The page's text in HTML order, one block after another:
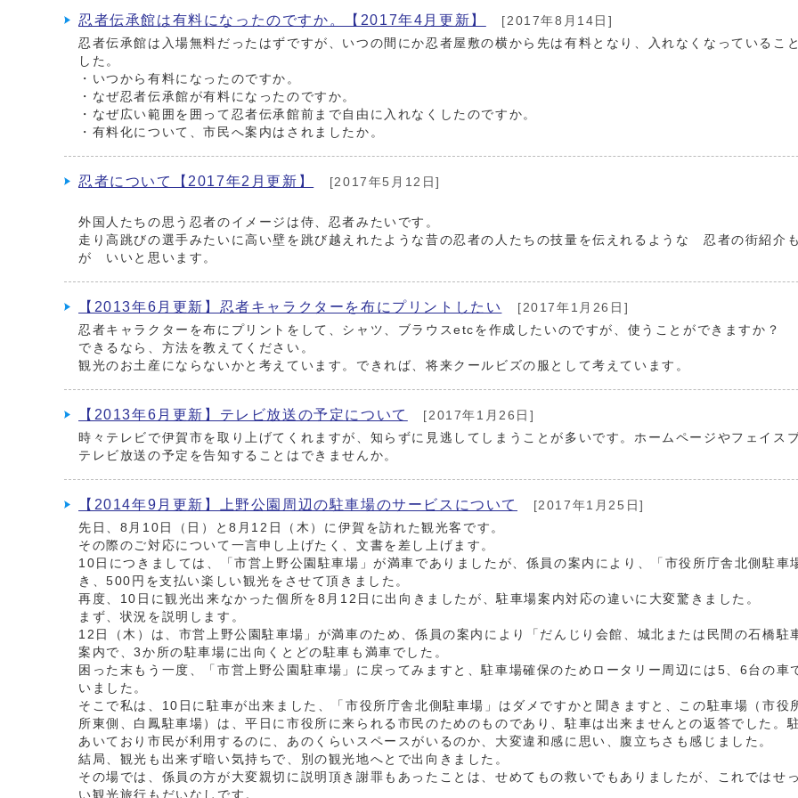
忍者伝承館は有料になったのですか。【2017年4月更新】
[2017年8月14日]
忍者伝承館は入場無料だったはずですが、いつの間にか忍者屋敷の横から先は有料となり、入れなくなっているこ
した。
・いつから有料になったのですか。
・なぜ忍者伝承館が有料になったのですか。
・なぜ広い範囲を囲って忍者伝承館前まで自由に入れなくしたのですか。
・有料化について、市民へ案内はされましたか。
忍者について【2017年2月更新】 [2017年5月12日]
外国人たちの思う忍者のイメージは侍、忍者みたいです。
走り高跳びの選手みたいに高い壁を跳び越えれたような昔の忍者の人たちの技量を伝えれるような 忍者の街紹介
が いいと思います。
【2013年6月更新】忍者キャラクターを布にプリントしたい
[2017年1月26日]
忍者キャラクターを布にプリントをして、シャツ、ブラウスetcを作成したいのですが、使うことができますか？
できるなら、方法を教えてください。
観光のお土産にならないかと考えています。できれば、将来クールビズの服として考えています。
【2013年6月更新】テレビ放送の予定について
[2017年1月26日]
時々テレビで伊賀市を取り上げてくれますが、知らずに見逃してしまうことが多いです。ホームページやフェイス
テレビ放送の予定を告知することはできませんか。
【2014年9月更新】上野公園周辺の駐車場のサービスについて
[2017年1月25日]
先日、8月10日（日）と8月12日（木）に伊賀を訪れた観光客です。
その際のご対応について一言申し上げたく、文書を差し上げます。
10日につきましては、「市営上野公園駐車場」が満車でありましたが、係員の案内により、「市役所庁舎北側駐車
き、500円を支払い楽しい観光をさせて頂きました。
再度、10日に観光出来なかった個所を8月12日に出向きましたが、駐車場案内対応の違いに大変驚きました。
まず、状況を説明します。
12日（木）は、市営上野公園駐車場」が満車のため、係員の案内により「だんじり会館、城北または民間の石橋駐
案内で、3か所の駐車場に出向くとどの駐車も満車でした。
困った末もう一度、「市営上野公園駐車場」に戻ってみますと、駐車場確保のためロータリー周辺には5、6台の車
いました。
そこで私は、10日に駐車が出来ました、「市役所庁舎北側駐車場」はダメですかと聞きますと、この駐車場（市役
所東側、白鳳駐車場）は、平日に市役所に来られる市民のためのものであり、駐車は出来ませんとの返答でした。
あいており市民が利用するのに、あのくらいスペースがいるのか、大変違和感に思い、腹立ちさも感じました。
結局、観光も出来ず暗い気持ちで、別の観光地へとで出向きました。
その場では、係員の方が大変親切に説明頂き謝罪もあったことは、せめてもの救いでもありましたが、これではせ
い観光旅行もだいなしです。